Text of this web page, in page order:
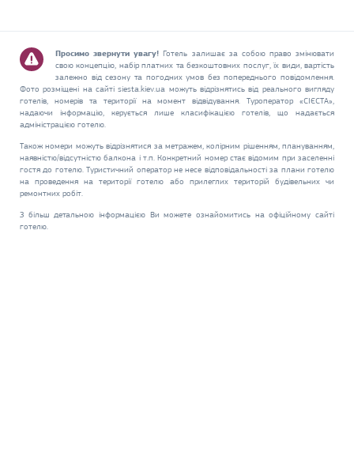
Просимо звернути увагу! Готель залишає за собою право змінювати
свою концепцію, набір платних та безкоштовних послуг, їх види, вартість
залежно від сезону та погодних умов без попереднього повідомлення.
Фото розміщені на сайті siesta.kiev.ua можуть відрізнятись від реального вигляду
готелів, номерів та території на момент відвідування. Туроператор «СІЄСТА»,
надаючи інформацію, керується лише класифікацією готелів, що надається
адміністрацією готелю.
Також номери можуть відрізнятися за метражем, колірним рішенням, плануванням,
наявністю/відсутністю балкона і т.п. Конкретний номер стає відомим при заселенні
гостя до готелю. Туристичний оператор не несе відповідальності за плани готелю
на проведення на території готелю або прилеглих територій будівельних чи
ремонтних робіт.
З більш детальною інформацією Ви можете ознайомитись на офіційному сайті
готелю.